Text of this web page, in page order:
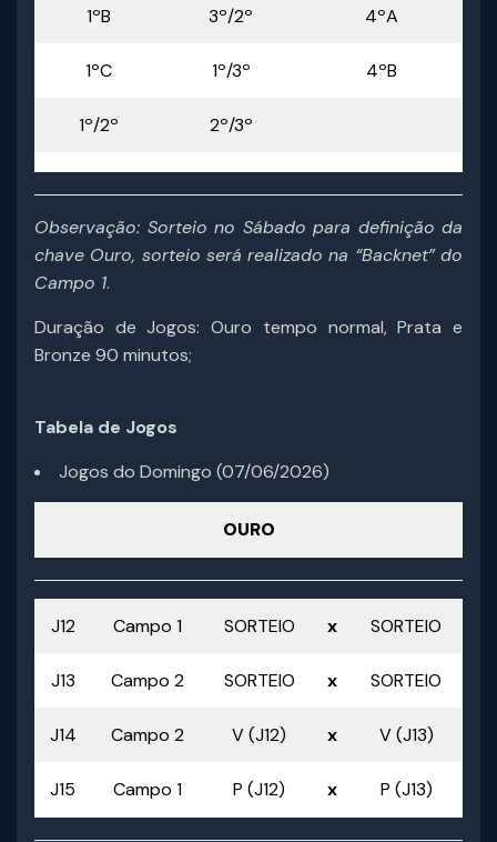
1ºB 3º/2º 4ºA
1ºC 1º/3º 4ºB
1º/2º 2º/3º
Observação: Sorteio no Sábado para definição da
chave Ouro, sorteio será realizado na “Backnet” do
Campo 1.
Duração de Jogos: Ouro tempo normal, Prata e
Bronze 90 minutos;
Tabela de Jogos
Jogos do Domingo (07/06/2026)
OURO
J12 Campo 1 SORTEIO x SORTEIO
J13 Campo 2 SORTEIO x SORTEIO
J14 Campo 2 V (J12) x V (J13)
J15 Campo 1 P (J12) x P (J13)